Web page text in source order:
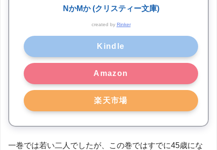
NかMか (クリスティー文庫)
created by Rinker
Kindle
Amazon
楽天市場
一巻では若い二人でしたが、この巻ではすでに45歳にな